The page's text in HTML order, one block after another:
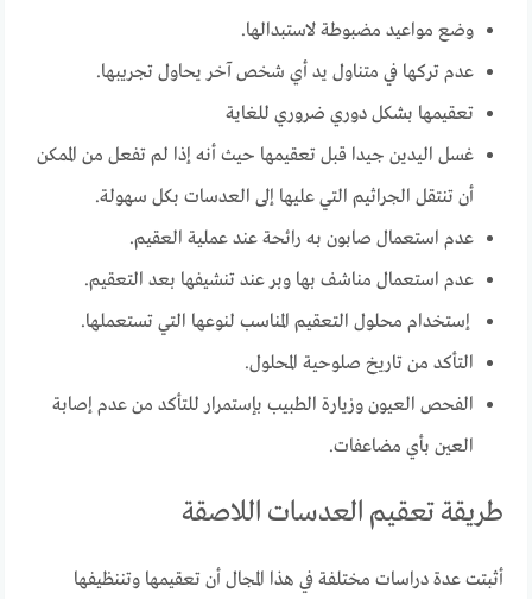
وضع مواعيد مضبوطة لاستبدالها.
عدم تركها في متناول يد أي شخص آخر يحاول تجريبها.
تعقيمها بشكل دوري ضروري للغاية
غسل اليدين جيدا قبل تعقيمها حيث أنه إذا لم تفعل من الممكن
أن تنتقل الجراثيم التي عليها إلى العدسات بكل سهولة.
عدم استعمال صابون به رائحة عند عملية العقيم.
عدم استعمال مناشف بها وبر عند تنشيفها بعد التعقيم.
إستخدام محلول التعقيم المناسب لنوعها التي تستعملها.
التأكد من تاريخ صلوحية المحلول.
الفحص العيون وزيارة الطبيب بإستمرار للتأكد من عدم إصابة
العين بأي مضاعفات.
طريقة تعقيم العدسات اللاصقة
أثبتت عدة دراسات مختلفة في هذا المجال أن تعقيمها وتننظيفها